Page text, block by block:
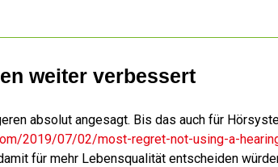
weiter verbessert
absolut angesagt. Bis das auch für
2019/07/02/most-regret-not-using-a-
für mehr Lebensqualität entscheiden